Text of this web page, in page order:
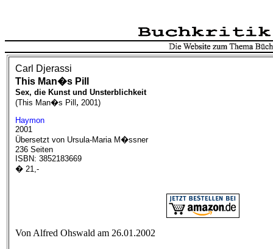
Carl Djerassi
This Man�s Pill
Sex, die Kunst und Unsterblichkeit
(This Man�s Pill , 2001)
Haymon
2001
Übersetzt von Ursula-Maria M�ssner
236 Seiten
ISBN: 3852183669
� 21,-
Von Alfred Ohswald am 26.01.2002